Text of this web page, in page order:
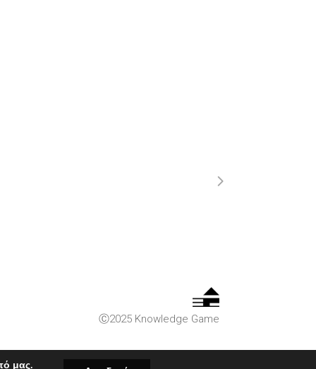
Ⓒ2025 Knowledge Game
μας.